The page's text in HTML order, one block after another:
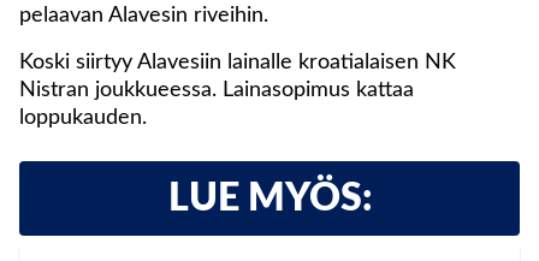
pelaavan Alavesin riveihin.
Koski siirtyy Alavesiin lainalle kroatialaisen NK
Nistran joukkueessa. Lainasopimus kattaa
loppukauden.
LUE MYÖS: